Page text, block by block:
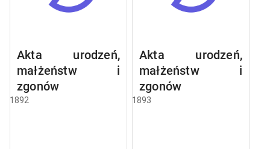
Akta urodzeń,
małżeństw i
zgonów
1892
Akta urodzeń,
małżeństw i
zgonów
1893